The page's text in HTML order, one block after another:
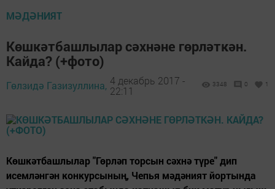
МӘДӘНИЯТ
Көшкәтбашлылар сәхнәне гөрләткән.
Кайда? (+фото)
Гөлзидә Газизуллина, 4 декабрь 2017 -
22:11
3348 0 1
Көшкәтбашлылар "Гөрләп торсын сәхнә түре" дип
исемләнгән конкурсының, Чепья мәдәният йортында